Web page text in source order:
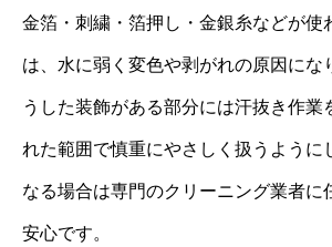
金箔・刺繍・箔押し・金銀糸などが使
は、水に弱く変色や剥がれの原因にな
うした装飾がある部分には汗抜き作業
れた範囲で慎重にやさしく扱うように
なる場合は専門のクリーニング業者に
安心です。